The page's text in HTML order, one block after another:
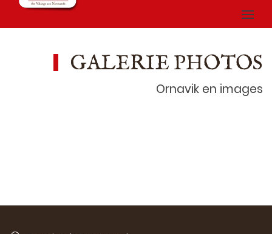
GALERIE PHOTOS
Ornavik en images